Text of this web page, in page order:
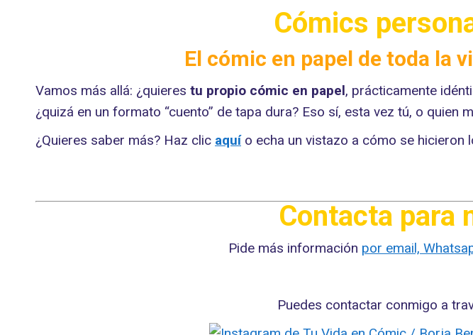
Cómics
El cómic en papel de toda la
Vamos más allá: ¿quieres tu propio cómic en papel, prácticamente
¿quizá en un formato “cuento” de tapa dura? Eso sí, esta vez tú, o
¿Quieres saber más? Haz clic aquío echa un vistazo a cómo se hicieron
Contacta para
Pide más información por email,
Puedes contactar conmigo a